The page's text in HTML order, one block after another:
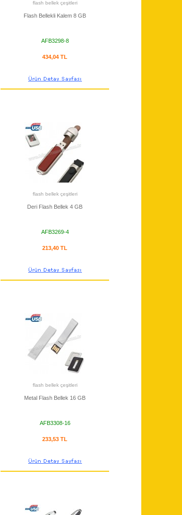
flash bellek çeşitleri
Flash Bellekli Kalem 8 GB
AFB3298-8
434,04 TL
flash bellek çeşitleri
Deri Flash Bellek 4 GB
AFB3269-4
213,40 TL
flash bellek çeşitleri
Metal Flash Bellek 16 GB
AFB3308-16
233,53 TL